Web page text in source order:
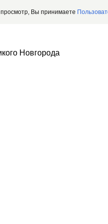
Вы принимаете
Новгорода